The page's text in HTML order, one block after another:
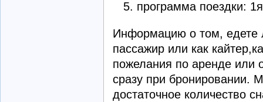
программа поездки:
Информацию о том, едете
пассажир или как
пожелания по аренде или
сразу при бронировании.
достаточное количество